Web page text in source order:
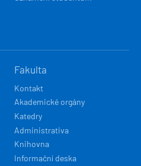
Fakulta
Kontakt
Akademické orgány
Katedry
Administrativa
Knihovna
Informační deska